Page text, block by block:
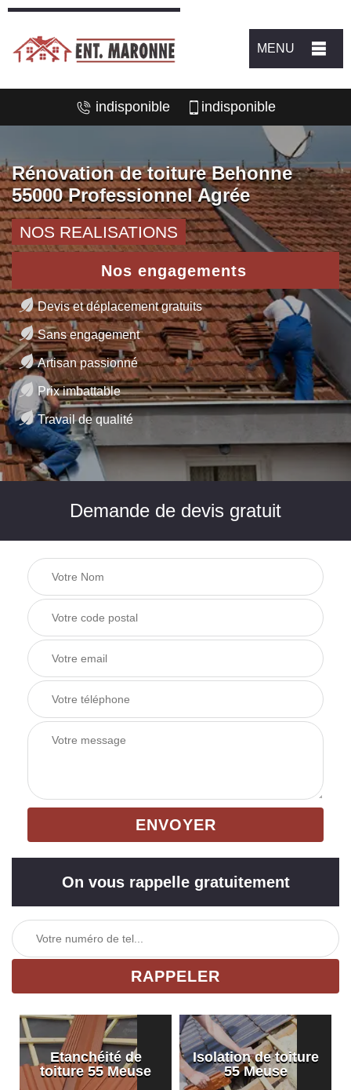
MENU
indisponible indisponible
Rénovation de toiture Behonne
55000 Professionnel Agrée
NOS REALISATIONS
Nos engagements
Devis et déplacement gratuits
Sans engagement
Artisan passionné
Prix imbattable
Travail de qualité
Demande de devis gratuit
On vous rappelle gratuitement
Etanchéité de
toiture 55 Meuse
Isolation de toiture
55 Meuse